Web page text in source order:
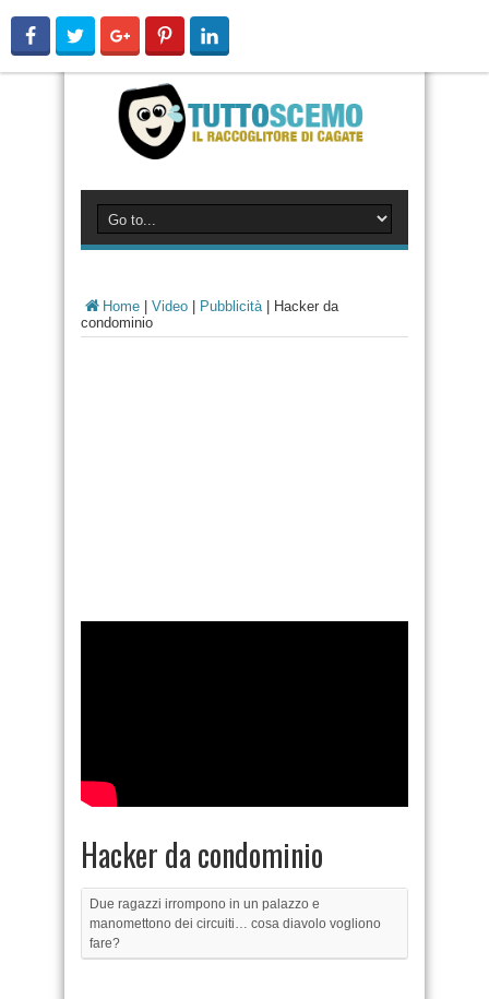
Home Video Pubblicità|
Hacker da
condominio
Hacker da condominio
Due ragazzi irrompono in un palazzo e
manomettono dei circuiti… cosa diavolo vogliono
fare?